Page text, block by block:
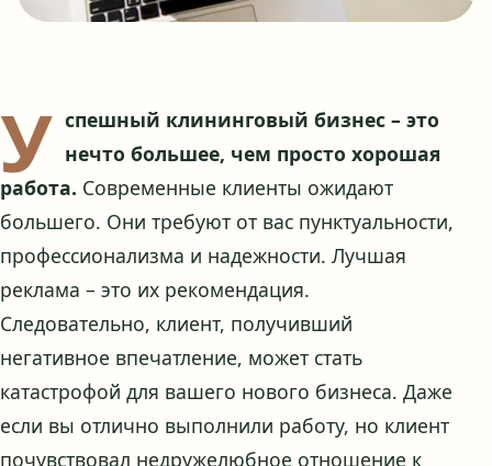
У спешный клининговый бизнес – это
нечто большее, чем просто хорошая
работа. Современные клиенты ожидают
большего. Они требуют от вас пунктуальности,
профессионализма и надежности. Лучшая
реклама – это их рекомендация.
Следовательно, клиент, получивший
негативное впечатление, может стать
катастрофой для вашего нового бизнеса. Даже
если вы отлично выполнили работу, но клиент
почувствовал недружелюбное отношение к